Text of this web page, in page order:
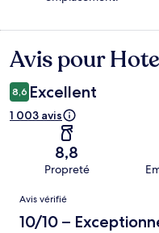
Avis
Avis pour
8,6 Excellent
1 003 avis
8,8
Propreté
Avis
Avis vérifié
10/10 –